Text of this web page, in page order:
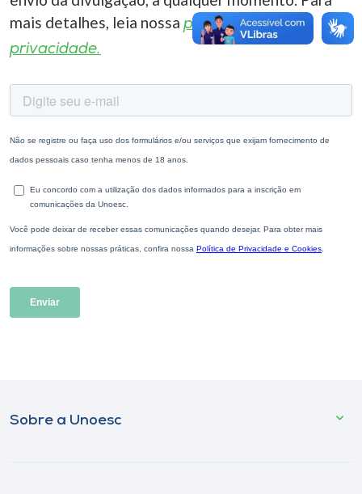
mais detalhes, leia nossa política de
privacidade.
Sobre a Unoesc